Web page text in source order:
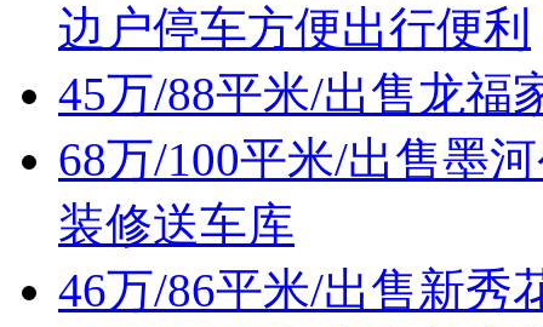
边户停车方便出行便利
45万/88平米/出售龙福
68万/100平米/出售墨
装修送车库
46万/86平米/出售新秀